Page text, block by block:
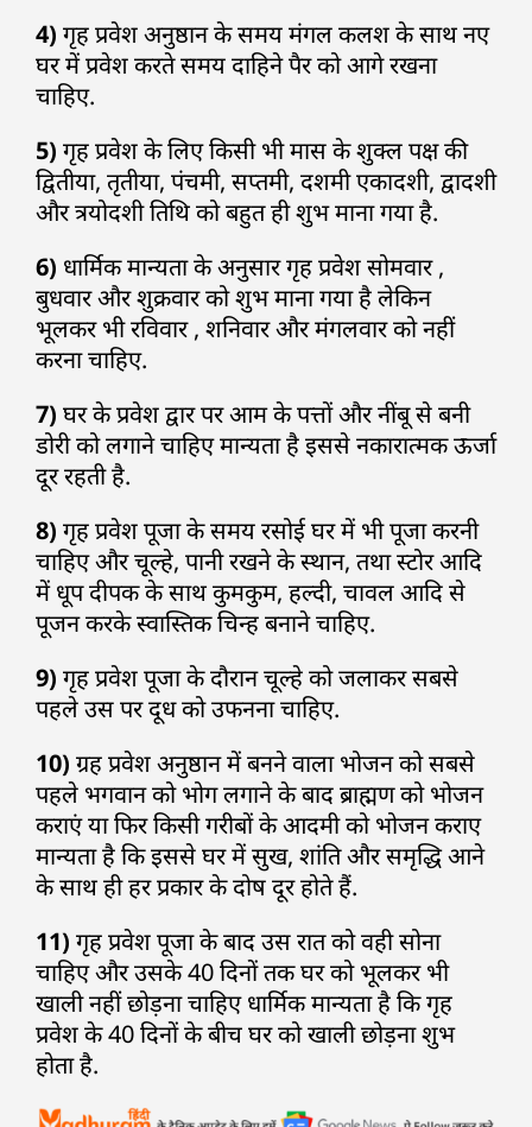
4) गृह प्रवेश अनुष्ठान के समय मंगल कलश के साथ नए
घर में प्रवेश करते समय दाहिने पैर को आगे रखना
चाहिए.
5) गृह प्रवेश के लिए किसी भी मास के शुक्ल पक्ष की
द्वितीया, तृतीया, पंचमी, सप्तमी, दशमी एकादशी, द्वादशी
और त्रयोदशी तिथि को बहुत ही शुभ माना गया है.
6) धार्मिक मान्यता के अनुसार गृह प्रवेश सोमवार ,
बुधवार और शुक्रवार को शुभ माना गया है लेकिन
भूलकर भी रविवार , शनिवार और मंगलवार को नहीं
करना चाहिए.
7) घर के प्रवेश द्वार पर आम के पत्तों और नींबू से बनी
डोरी को लगाने चाहिए मान्यता है इससे नकारात्मक ऊर्जा
दूर रहती है.
8) गृह प्रवेश पूजा के समय रसोई घर में भी पूजा करनी
चाहिए और चूल्हे, पानी रखने के स्थान, तथा स्टोर आदि
में धूप दीपक के साथ कुमकुम, हल्दी, चावल आदि से
पूजन करके स्वास्तिक चिन्ह बनाने चाहिए.
9) गृह प्रवेश पूजा के दौरान चूल्हे को जलाकर सबसे
पहले उस पर दूध को उफनना चाहिए.
10) ग्रह प्रवेश अनुष्ठान में बनने वाला भोजन को सबसे
पहले भगवान को भोग लगाने के बाद ब्राह्मण को भोजन
कराएं या फिर किसी गरीबों के आदमी को भोजन कराए
मान्यता है कि इससे घर में सुख, शांति और समृद्धि आने
के साथ ही हर प्रकार के दोष दूर होते हैं.
11) गृह प्रवेश पूजा के बाद उस रात को वही सोना
चाहिए और उसके 40 दिनों तक घर को भूलकर भी
खाली नहीं छोड़ना चाहिए धार्मिक मान्यता है कि गृह
प्रवेश के 40 दिनों के बीच घर को खाली छोड़ना शुभ
होता है.